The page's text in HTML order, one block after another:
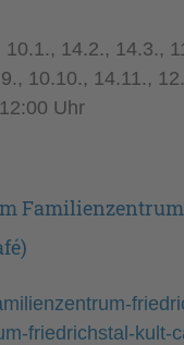
10.1., 14.2., 14.3.,
10.10., 14.11.,
Uhr
friedrichstal-kult-